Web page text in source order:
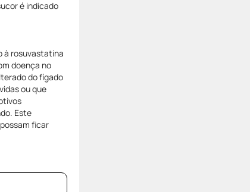
é indicado
à rosuvastatina
doença no
do fígado
ou que
Este
ficar